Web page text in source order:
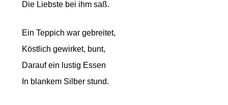
Die Liebste bei ihm saß.
Ein Teppich war gebreitet,
Köstlich gewirket, bunt,
Darauf ein lustig Essen
In blankem Silber stund.